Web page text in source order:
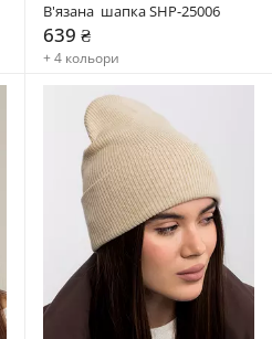
В'язана  шапка SHP-25006
639 ₴
+ 4 кольори